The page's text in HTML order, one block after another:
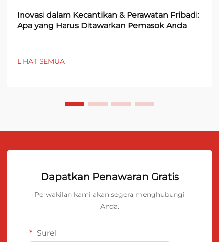
Inovasi dalam Kecantikan & Perawatan Pribadi:
Apa yang Harus Ditawarkan Pemasok Anda
LIHAT SEMUA
Dapatkan Penawaran Gratis
Perwakilan kami akan segera menghubungi
Anda.
Surel